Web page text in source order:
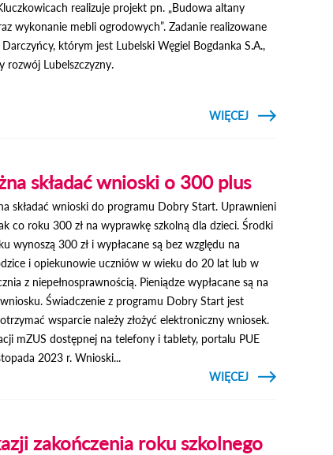
realizuje projekt pn. „Budowa altany
wykonanie mebli ogrodowych”. Zadanie realizowane
którym jest Lubelski Węgiel Bogdanka S.A.,
rozwój Lubelszczyzny.
CZYTAJ
WIĘCEJ
O BUDOWA
OGRODOWYCH
składać wnioski o 300 plus
składać wnioski do programu Dobry Start. Uprawnieni
co roku 300 zł na wyprawkę szkolną dla dzieci. Środki
wynoszą 300 zł i wypłacane są bez względu na
i opiekunowie uczniów w wieku do 20 lat lub w
z niepełnosprawnością. Pieniądze wypłacane są na
Świadczenie z programu Dobry Start jest
wsparcie należy złożyć elektroniczny wniosek.
mZUS dostępnej na telefony i tablety, portalu PUE
2023 r. Wnioski...
CZYTAJ
WIĘCEJ
O ZUS:
WNIOSKI
zakończenia roku szkolnego